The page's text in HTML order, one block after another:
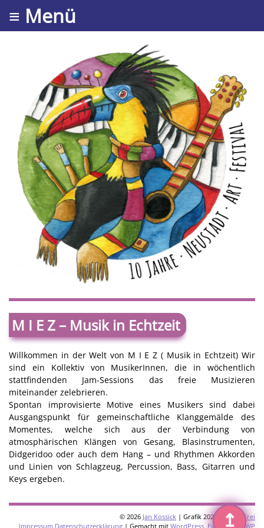
≡ Menü
M I E Z – Musik in Echtzeit
Willkommen in der Welt von M I E Z ( Musik in Echtzeit) Wir
sind ein Kollektiv von MusikerInnen, die in wöchentlich
stattfindenden Jam-Sessions das freie Musizieren
miteinander zelebrieren.
Spontan improvisierte Motive eines Musikers sind dabei
Ausgangspunkt für gemeinschaftliche Klanggemälde des
Momentes, welche sich aus der Verbindung von
atmosphärischen Klängen von Gesang, Blasinstrumenten,
Didgeridoo oder auch dem Hang – und Rhythmen Akkorden
und Linien von Schlagzeug, Percussion, Bass, Gitarren und
Keys ergeben.
© 2026 Jan Kossick | Grafik 2026:
Omani Frei
Impressum Datenschutzerklärung | Gemacht mit WordPress Eventkrake ,WP
↥